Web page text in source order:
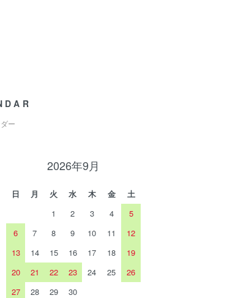
ー
2026年9月
日 月 火 水 木 金
土
1
2 3 4
5
6
7 8 9 10 11
12
13
14 15 16 17 18
19
20
21 22 23 24 25
26
27
28 29 30